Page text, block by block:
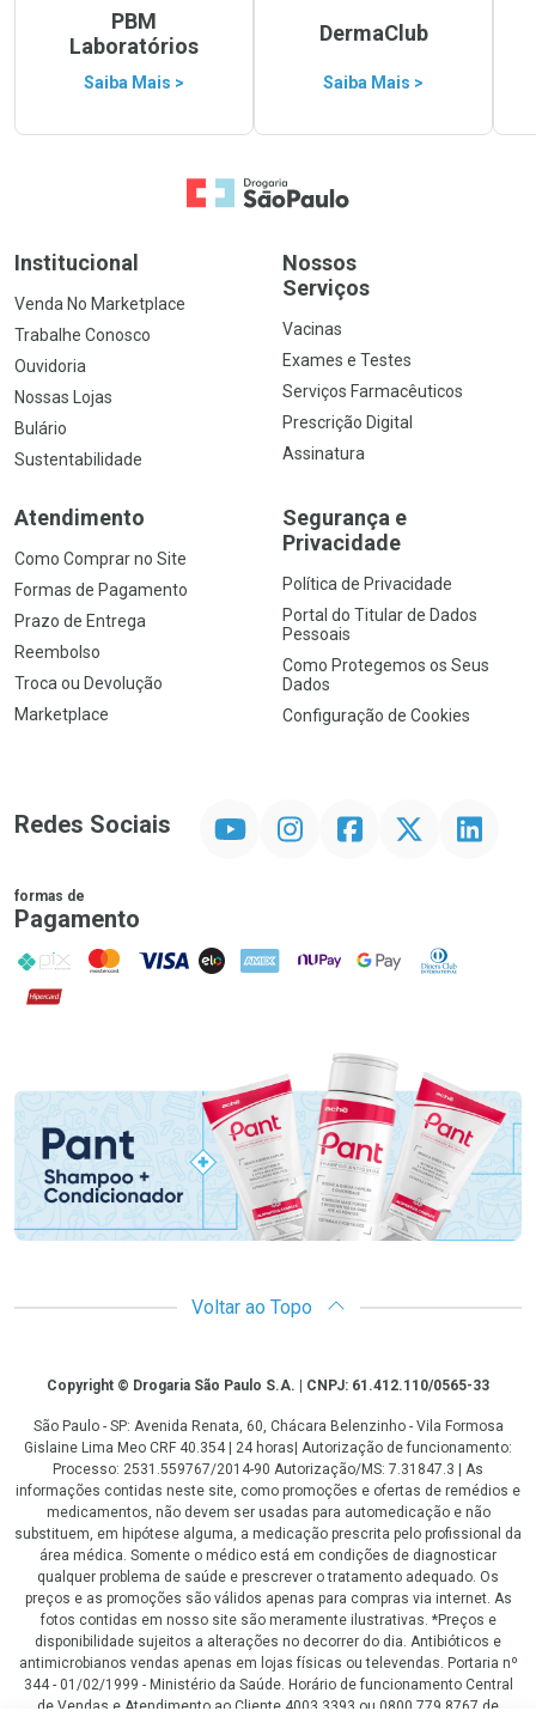
PBM
Laboratórios
Saiba Mais >
DermaClub
Saiba Mais >
Ir para a Home
Institucional
Venda No Marketplace
Trabalhe Conosco
Ouvidoria
Nossas Lojas
Bulário
Sustentabilidade
Nossos
Serviços
Vacinas
Exames e Testes
Serviços Farmacêuticos
Prescrição Digital
Assinatura
Atendimento
Como Comprar no Site
Formas de Pagamento
Prazo de Entrega
Reembolso
Troca ou Devolução
Marketplace
Segurança e
Privacidade
Política de Privacidade
Portal do Titular de Dados
Pessoais
Como Protegemos os Seus
Dados
Configuração de Cookies
Redes Sociais InstagramFacebookTwitter Linkedin
formas de
Pagamento
PIX MasterCard
VISA ELO AMEX NuPay Google PayDiners Club
Hipercard
Promoção em Destaque
Voltar ao Topo
CopyrightCopyright © Drogaria São Paulo S.A. | CNPJ: 61.412.110/0565-33
São Paulo - SP: Avenida Renata, 60, Chácara Belenzinho - Vila Formosa
Gislaine Lima Meo CRF 40.354 | 24 horas| Autorização de funcionamento:
Processo: 2531.559767/2014-90 Autorização/MS: 7.31847.3 | As
informações contidas neste site, como promoções e ofertas de remédios e
medicamentos, não devem ser usadas para automedicação e não
substituem, em hipótese alguma, a medicação prescrita pelo profissional da
área médica. Somente o médico está em condições de diagnosticar
qualquer problema de saúde e prescrever o tratamento adequado. Os
preços e as promoções são válidos apenas para compras via internet. As
fotos contidas em nosso site são meramente ilustrativas. *Preços e
disponibilidade sujeitos a alterações no decorrer do dia. Antibióticos e
antimicrobianos vendas apenas em lojas físicas ou televendas. Portaria nº
344 - 01/02/1999 - Ministério da Saúde. Horário de funcionamento Central
de Vendas e Atendimento ao Cliente 4003 3393 ou 0800 779 8767 de